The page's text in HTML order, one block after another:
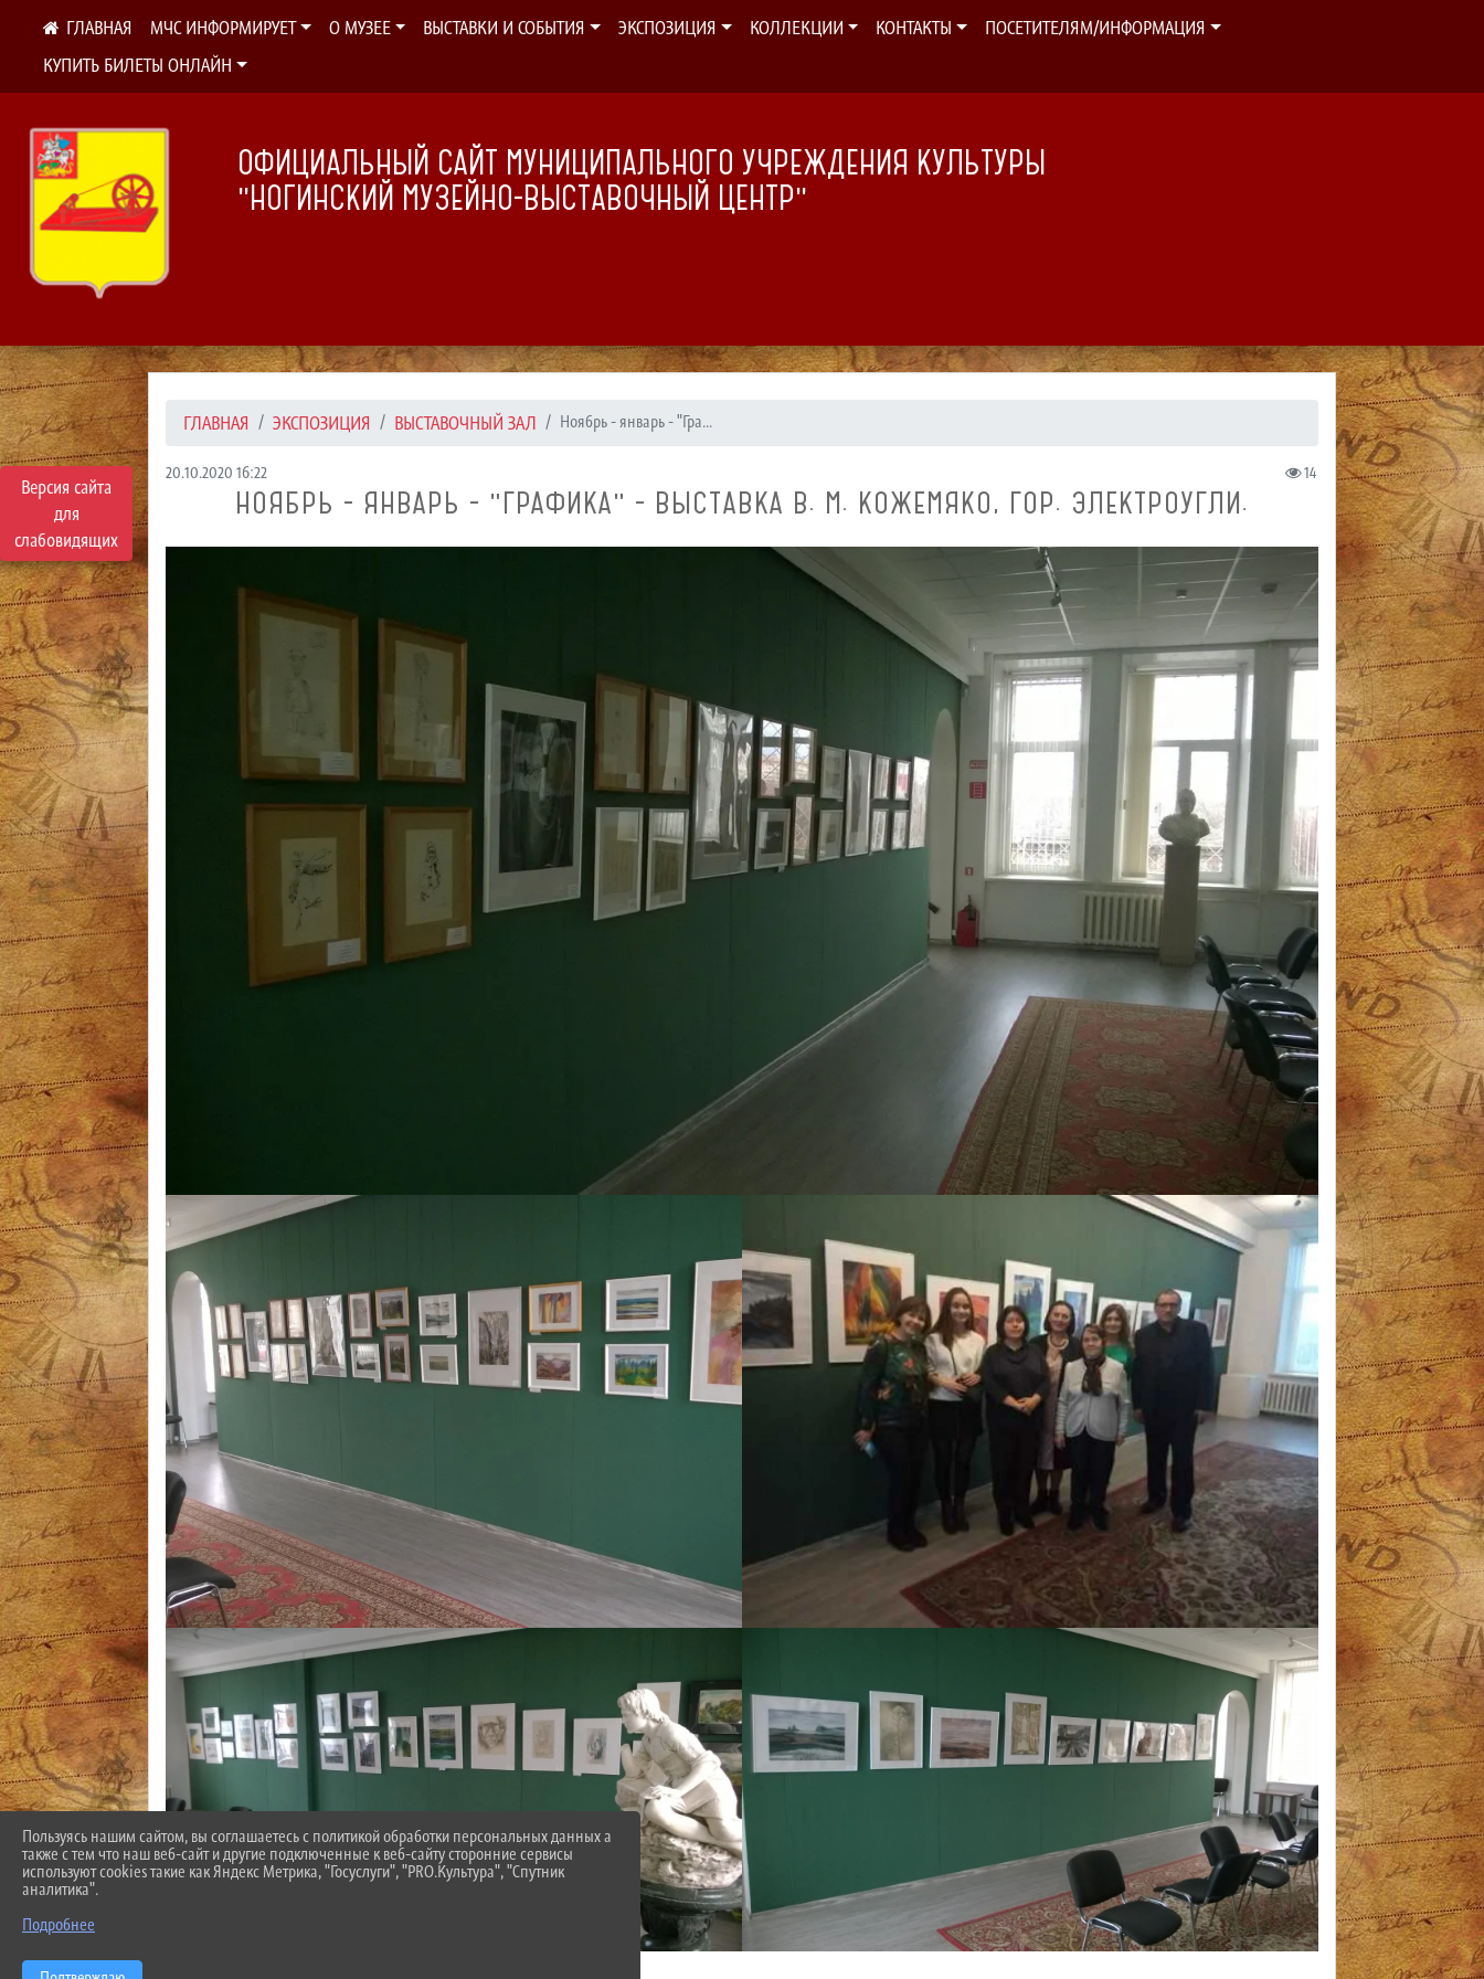
Версия сайта
для
слабовидящих
ОФИЦИАЛЬНЫЙ САЙТ МУНИЦИПАЛЬНОГО УЧРЕЖДЕНИЯ КУЛЬТУРЫ
"НОГИНСКИЙ МУЗЕЙНО-ВЫСТАВОЧНЫЙ ЦЕНТР"
МЧС ИНФОРМИРУЕТ О МУЗЕЕ ВЫСТАВКИ И СОБЫТИЯ ЭКСПОЗИЦИЯ КОЛЛЕКЦИИ КОНТАКТЫ
ПОСЕТИТЕЛЯМ/ИНФОРМАЦИЯ
КУПИТЬ БИЛЕТЫ ОНЛАЙН
ГЛАВНАЯ ЭКСПОЗИЦИЯ ВЫСТАВОЧНЫЙ ЗАЛ Ноябрь - январь - "Гра...
20.10.2020 16:22 14
НОЯБРЬ - ЯНВАРЬ - "ГРАФИКА" - ВЫСТАВКА В. М. КОЖЕМЯКО, ГОР. ЭЛЕКТРОУГЛИ.
Пользуясь нашим сайтом, вы соглашаетесь с политикой обработки персональных данных а
также с тем что наш веб-сайт и другие подключенные к веб-сайту сторонние сервисы
используют cookies такие как Яндекс Метрика, "Госуслуги", "PRO.Культура", "Спутник
аналитика".
Подробнее